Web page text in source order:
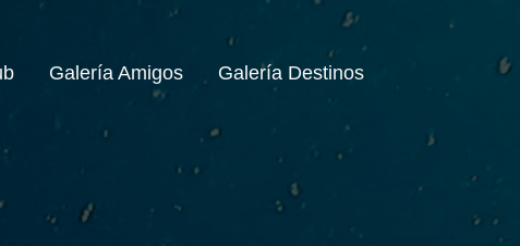
Galería Amigos Galería Destinos